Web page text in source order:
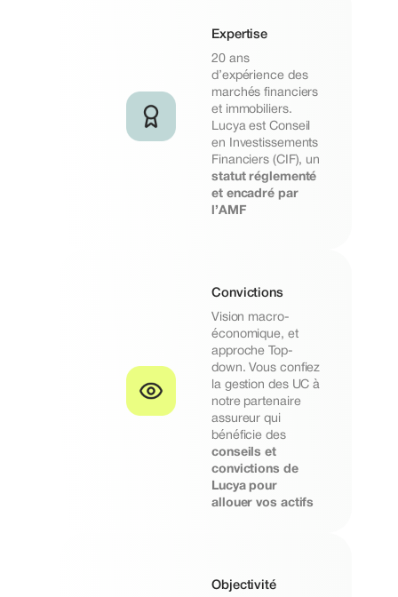
Expertise
20 ans
d’expérience des
marchés financiers
et immobiliers.
Lucya est Conseil
en Investissements
Financiers (CIF), un
statut réglementé
et encadré par
l’AMF
Convictions
Vision macro-
économique, et
approche Top-
down. Vous confiez
la gestion des UC à
notre partenaire
assureur qui
bénéficie des
conseils et
convictions de
Lucya pour
allouer vos actifs
Objectivité